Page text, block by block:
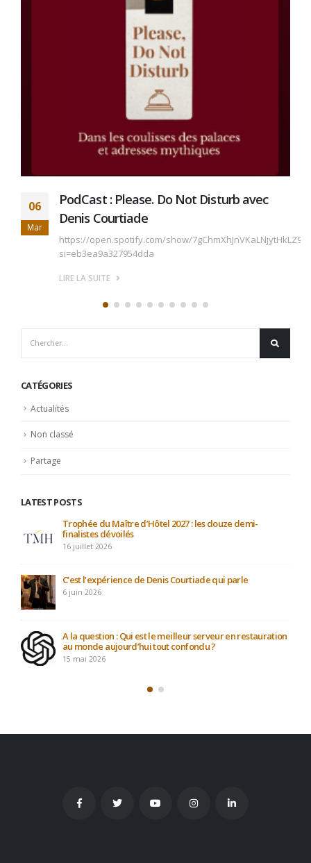
06
Mar
PodCast : Please. Do Not Disturb avec
Denis Courtiade
https://open.spotify.com/show/7gChmXhJnVKaLNjytHkLZ9?
si=eb3ea9a327954dda
LIRE LA SUITE
CATÉGORIES
Actualités
Non classé
Partage
LATEST POSTS
Trophée du Maître d’Hôtel 2027 : les douze demi-
finalistes dévoilés
16 juillet 2026
C’est l’expérience de Denis Courtiade qui parle
6 juin 2026
A la question : Qui est le meilleur serveur en restauration
au monde aujourd’hui tout confondu ?
15 mai 2026